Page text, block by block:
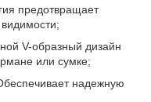
предотвращает
V-образный дизайн
или сумке;
надежную